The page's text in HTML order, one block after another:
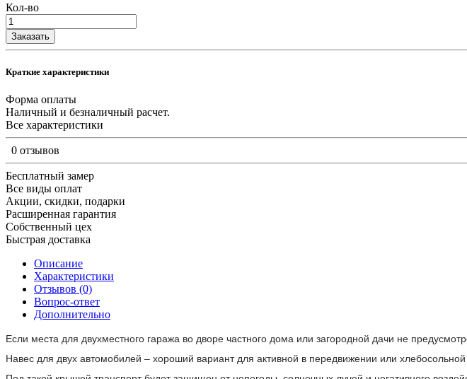
Кол-во
Заказать
Краткие характеристики
Форма оплаты
Наличный и безналичный расчет.
Все характеристики
0 отзывов
Бесплатный замер
Все виды оплат
Акции, скидки, подарки
Расширенная гарантия
Собственный цех
Быстрая доставка
Описание
Характеристики
Отзывов (0)
Вопрос-ответ
Дополнительно
Если места для двухместного гаража во дворе частного дома или загородной дачи не
Навес для двух автомобилей – хороший вариант для активной в передвижении или